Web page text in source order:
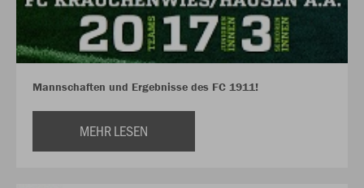
Mannschaften und Ergebnisse des FC 1911!
MEHR LESEN